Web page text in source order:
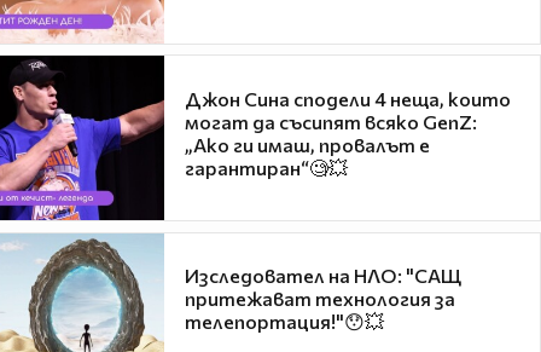
Джон Сина сподели 4 неща, които
могат да съсипят всяко GenZ:
„Ако ги имаш, провалът е
гарантиран“🧐💥
Изследовател на НЛО: "САЩ
притежават технология за
телепортация!"😯💥